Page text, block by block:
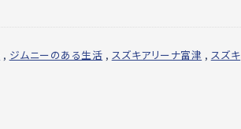
, ジムニーのある生活 , スズキアリーナ富津 , スズキ